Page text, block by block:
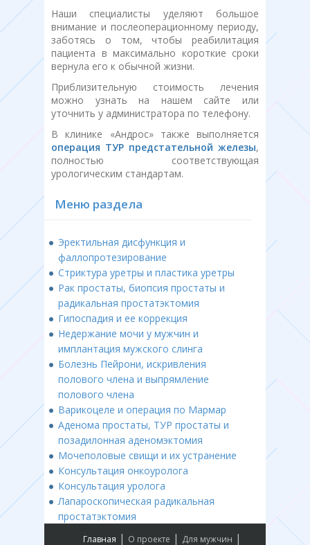
Наши специалисты уделяют большое
внимание и послеоперационному периоду,
заботясь о том, чтобы реабилитация
пациента в максимально короткие сроки
вернула его к обычной жизни.
Приблизительную стоимость лечения
можно узнать на нашем сайте или
уточнить у администратора по телефону.
В клинике «Андрос» также выполняется
операция ТУР предстательной железы,
полностью соответствующая
урологическим стандартам.
Меню раздела
Эректильная дисфункция и
фаллопротезирование
Стриктура уретры и пластика уретры
Рак простаты, биопсия простаты и
радикальная простатэктомия
Гипоспадия и ее коррекция
Недержание мочи у мужчин и
имплантация мужского слинга
Болезнь Пейрони, искривления
полового члена и выпрямление
полового члена
Варикоцеле и операция по Мармар
Аденома простаты, ТУР простаты и
позадилонная аденомэктомия
Мочеполовые свищи и их устранение
Консультация онкоуролога
Консультация уролога
Лапароскопическая радикальная
простатэктомия
Главная | О проекте | Для мужчин |